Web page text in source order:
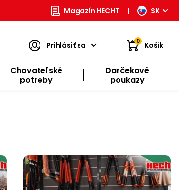
Magazín HECHT | SK
Prihlásiť sa 0 Košík
Chovateľské
potreby
Darčekové
poukazy